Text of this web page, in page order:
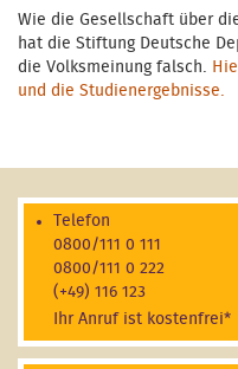
Wie die Gesellschaft über
hat die Stiftung Deutsche
die Volksmeinung falsch.
und die Studienergebnisse.
Telefon
0800/111 0 111
0800/111 0 222
(+49) 116 123
Ihr Anruf ist kostenfrei*